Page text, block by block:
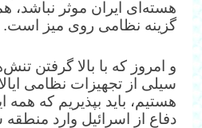
هسته‌ای ایران موثر نباشد،
گزینه نظامی روی میز است.
و امروز که با بالا گرفتن
سیلی از تجهیزات نظامی
هستیم، باید بپذیریم که
دفاع از اسرائیل وارد منطقه